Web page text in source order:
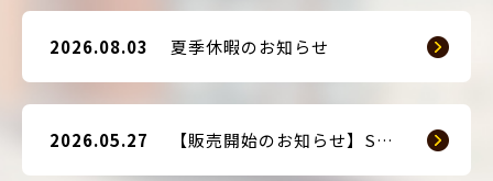
2026.08.03 夏季休暇のお知らせ
2026.05.27 【販売開始のお知らせ】SMART GUARD 3